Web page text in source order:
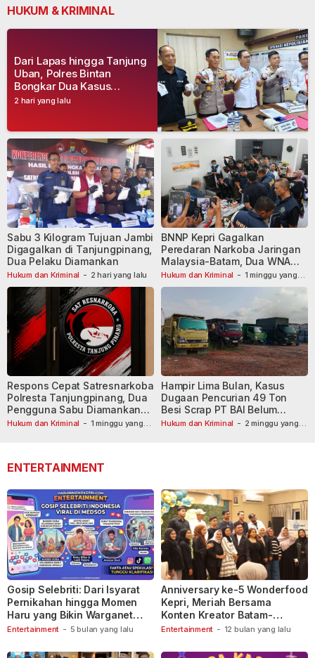
HUKUM & KRIMINAL
2 hari yang lalu
Dari Lapas hingga Tanjung
Uban, Polres Bintan
Bongkar Dua Kasus
Narkoba, Empat Tersangka
Hukum dan Kriminal - 2 hari yang lalu
Sabu 3 Kilogram Tujuan Jambi
Digagalkan di Tanjungpinang,
Dua Pelaku Diamankan
Hukum dan Kriminal - 1 minggu yang
BNNP Kepri Gagalkan
Peredaran Narkoba Jaringan
Malaysia-Batam, Dua WNA
Masih Diburu
Hukum dan Kriminal - 1 minggu yang
Respons Cepat Satresnarkoba
Polresta Tanjungpinang, Dua
Pengguna Sabu Diamankan
Usai Dilaporkan ke Call Center
Hukum dan Kriminal - 2 minggu yang
Hampir Lima Bulan, Kasus
Dugaan Pencurian 49 Ton
Besi Scrap PT BAI Belum
Tetapkan Tersangka
ENTERTAINMENT
Entertainment - 5 bulan yang lalu
Gosip Selebriti: Dari Isyarat
Pernikahan hingga Momen
Haru yang Bikin Warganet
Berspekulasi
Entertainment - 12 bulan yang lalu
Anniversary ke-5 Wonderfood
Kepri, Meriah Bersama
Konten Kreator Batam-
Tanjungpinang